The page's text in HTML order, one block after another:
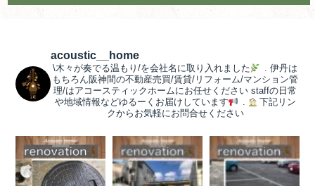
acoustic__home
\木々が奏でる温もり/を会社名に取り入れました . 伊丹は
もちろん阪神間の不動産売買/賃貸/リフォーム/マンション管
理/はアコースティックホームにお任せください staffの日常
や地域情報などゆるーくお届けしています
.
下記リン
クからお気軽にお問合せください